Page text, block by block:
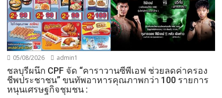
05/08/2026 admin1
ชลบุรีผนึก CPF จัด “คาราวานซีพีเอฟ ช่วยลดค่าครอง
ชีพประชาชน” ขนทัพอาหารคุณภาพกว่า 100 รายการ
หนุนเศรษฐกิจชุมชน :